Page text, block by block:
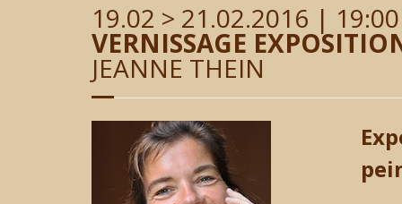
19.02 > 21.02.2016 | 19:00
VERNISSAGE
JEANNE THEIN